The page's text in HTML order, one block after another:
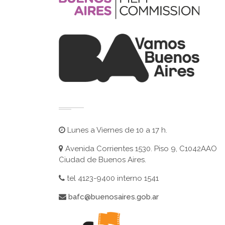
Lunes a Viernes de 10 a 17 h.
Avenida Corrientes 1530. Piso 9, C1042AAO
Ciudad de Buenos Aires.
tel 4123-9400 interno 1541
bafc@buenosaires.gob.ar